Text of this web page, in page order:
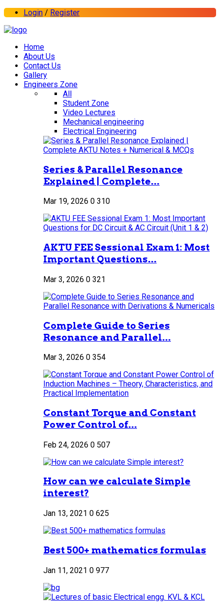
Login / Register
Home
About Us
Contact Us
Gallery
Engineers Zone
All
Student Zone
Video Lectures
Mechanical engineering
Electrical Engineering
Series & Parallel Resonance
Explained | Complete...
Mar 19, 2026 0 310
AKTU FEE Sessional Exam 1: Most
Important Questions...
Mar 3, 2026 0 321
Complete Guide to Series
Resonance and Parallel...
Mar 3, 2026 0 354
Constant Torque and Constant
Power Control of...
Feb 24, 2026 0 507
How can we calculate Simple
interest?
Jan 13, 2021 0 625
Best 500+ mathematics formulas
Jan 11, 2021 0 977